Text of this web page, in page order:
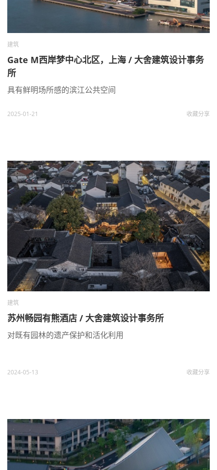
建筑
Gate M西岸梦中心北区，上海 / 大舍建筑设计事务
所
具有鲜明场所感的滨江公共空间
2025-01-21 收藏分享
建筑
苏州畅园有熊酒店 / 大舍建筑设计事务所
对既有园林的遗产保护和活化利用
2024-05-13 收藏分享